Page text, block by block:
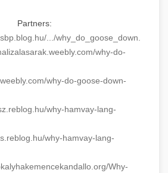
Partners:
.../why_do_goose_down...
why-do-
why-do-goose-down-
why-hamvay-lang-
why-hamvay-lang-
Why-